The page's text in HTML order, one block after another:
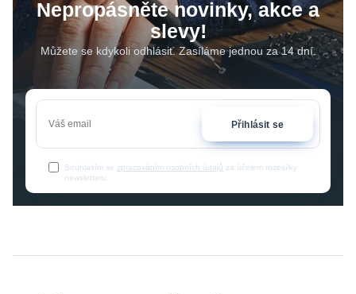
Nepropásněte novinky, akce a
slevy!
Můžete se kdykoli odhlásit. Zasíláme jednou za 14 dní.
Přihlásit se
Souhlasím se zpracováním osobních údajů za účelem rozesílky
newsletteru.